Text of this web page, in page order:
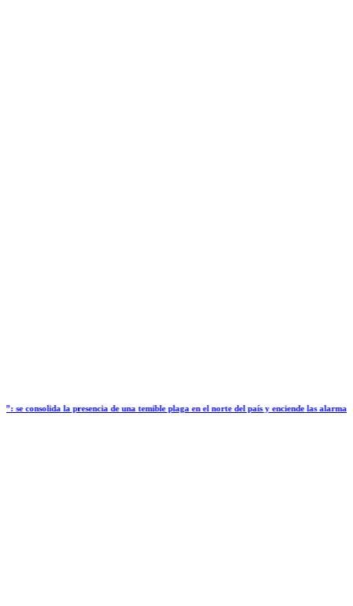
presencia de una temible plaga en el norte del país y enciende las alarmas de cara a la